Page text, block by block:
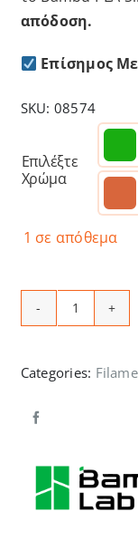
απόδοση.
Επίσημος
SKU: 08574
Επιλέξτε
Χρώμα
1 σε απόθεμα
Bambu
-
Categories: